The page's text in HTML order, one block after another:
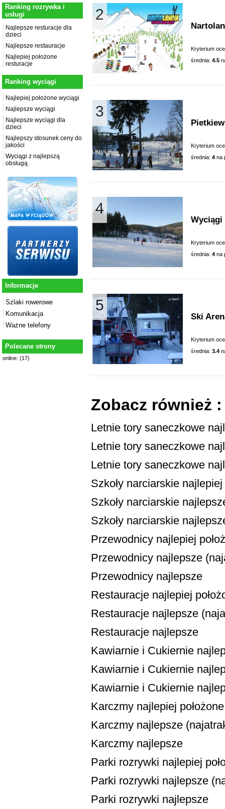
Ranking rozrywka i
usługi
Najlepsze resturacje dla
dzieci
Najlepsze restauracje
Najlepiej położone
resturacje
Ranking wyciągi
Najlepiej położone wyciągi
Najlepsze wyciągi
Najlepsze wyciągi dla
dzieci
Najlepszy stosunek ceny do
jakości
Wyciągi z najlepszą
obsługą
Informacje
Szlaki rowerowe
Komunikacja
Ważne telefony
Polecane strony
online: (17)
2
Kryterium
średnia: 4.5
3
Kryterium
średnia: 4 na
4
Wyciągi
Kryterium
średnia: 4 na
5
Ski
Kryterium
średnia: 3.4
Zobacz również :
Letnie tory saneczkowe
Letnie tory saneczkowe
Letnie tory saneczkowe
Szkoły narciarskie najlepiej
Szkoły narciarskie
Szkoły narciarskie
Przewodnicy najlepiej
Przewodnicy najlepsze
Przewodnicy najlepsze
Restauracje najlepiej
Restauracje najlepsze
Restauracje najlepsze
Kawiarnie i Cukiernie
Kawiarnie i Cukiernie
Kawiarnie i Cukiernie
Karczmy najlepiej położone
Karczmy najlepsze
Karczmy najlepsze
Parki rozrywki najlepiej
Parki rozrywki najlepsze
Parki rozrywki najlepsze